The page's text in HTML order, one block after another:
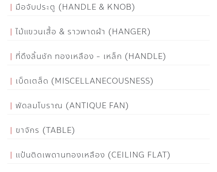
มือจับประตู (HANDLE & KNOB)
ไม้แขวนเสื้อ & ราวพาดผ้า (HANGER)
ที่ดึงลิ้นชัก ทองเหลือง - เหล็ก (HANDLE)
เบ็ดเตล็ด (MISCELLANECOUSNESS)
พัดลมโบราณ (ANTIQUE FAN)
ขาจักร (TABLE)
แป้นติดเพดานทองเหลือง (CEILING FLAT)